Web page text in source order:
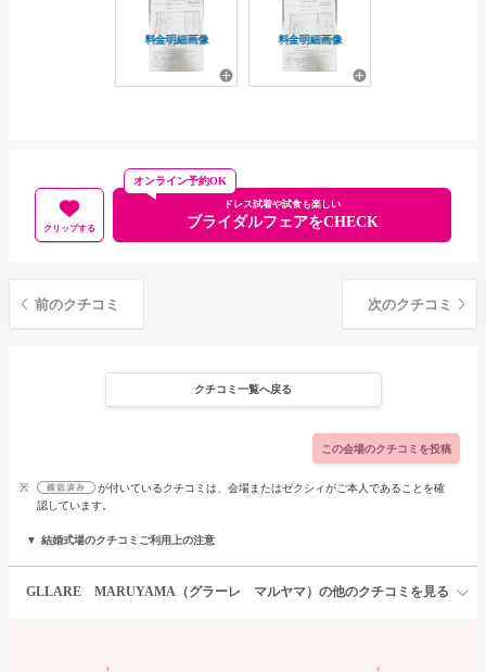
料金明細画像 料金明細画像
クリップする
ドレス試着や試食も楽しい
ブライダルフェアをCHECK
オンライン予約OK
前のクチコミ 次のクチコミ
クチコミ一覧へ戻る
この会場のクチコミを投稿
※
が付いているクチコミは、会場またはゼクシィがご本人であることを確
認しています。
結婚式場のクチコミご利用上の注意
GLLARE MARUYAMA（グラーレ マルヤマ）の他のクチコミを見る